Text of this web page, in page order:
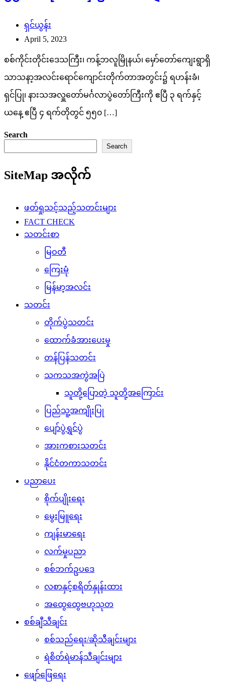
ရှင်ယွန်း
April 5, 2023
စစ်ကိုင်းတိုင်းဒေသကြီး၊ ကန့်ဘလူမြိုနယ်၊ မှော်တော်ကျေးရွာရှိ
သာသနာ့အလင်းရောင်ကျောင်းတိုက်တာအတွင်း၌ ရဟန်းခံ၊
ရှင်ပြု၊ နားသအလှူတော်မင်္ဂလာပွဲတော်ကြီးကို ဧပြီ ၃ ရက်နှင့်
ယနေ့ ဧပြီ ၄ ရက်တိုတွင် ၅၅၀ […]
Search
Search
SiteMap အလိုက်
ဖတ်ရှုသင့်သည့်သတင်းများ
FACT CHECK
သတင်းစာ
မြဝတီ
ကြေးမုံ
မြန်မာ့အလင်း
သတင်း
တိုက်ပွဲသတင်း
ထောက်ခံအားပေးမှု
တန်ပြန်သတင်း
သကသအကွဲအပြဲ
သူတို့ပြောတဲ့ သူတို့အကြောင်း
ပြည်သူ့အကျိုးပြု
ပျော်ပွဲရွှင်ပွဲ
အားကစားသတင်း
နိုင်ငံတကာသတင်း
ပညာပေး
စိုက်ပျိုးရေး
မွေးမြူရေး
ကျန်းမာရေး
လက်မှုပညာ
စစ်ဘက်ဥပဒေ
လစာနှင့်စရိတ်နှုန်းထား
အထွေထွေဗဟုသုတ
စစ်ချီသီချင်း
စစ်သည်ရေး/ဆိုသီချင်းများ
ရဲစိတ်ရဲမာန်သီချင်းများ
ဖျော်ဖြေရေး